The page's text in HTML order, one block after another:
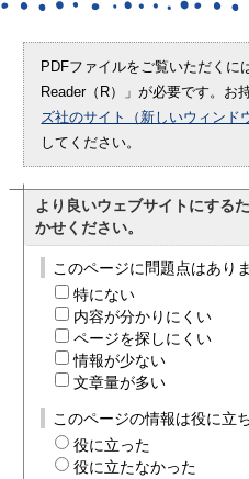
PDFファイルをご覧いただくに
Reader（R）」が必要です。お
ズ社のサイト（新しいウィンド
してください。
より良いウェブサイトにする
かせください。
このページに問題点はあり
特にない
内容が分かりにくい
ページを探しにくい
情報が少ない
文章量が多い
このページの情報は役に立
役に立った
役に立たなかった